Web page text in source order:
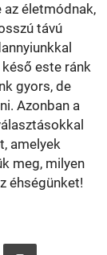
életmódnak,
távú
este ránk
gyors, de
Azonban a
amelyek
meg, milyen
éhségünket!